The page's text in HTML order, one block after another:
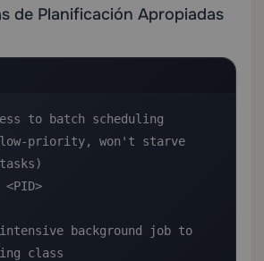
de Planificación Apropiadas
to batch scheduling
priority, won't starve
intensive background job to
class